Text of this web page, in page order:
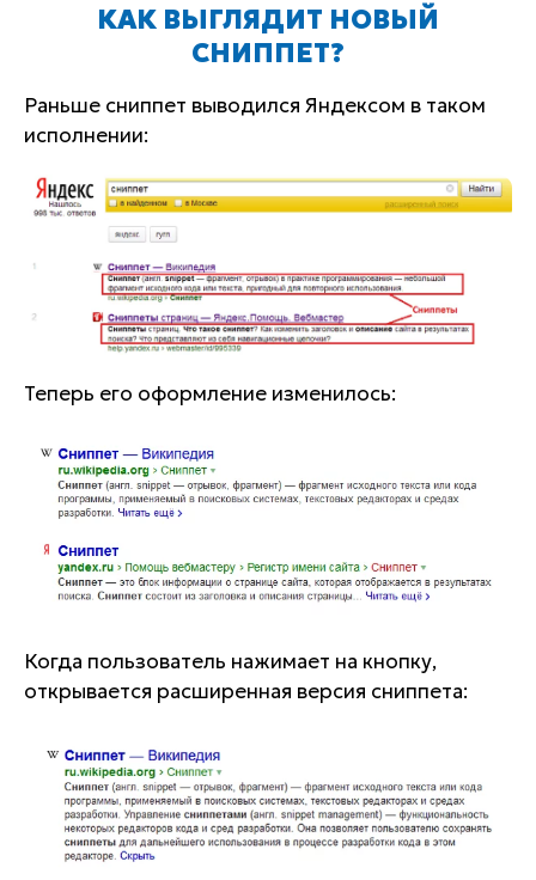
КАК ВЫГЛЯДИТ НОВЫЙ
СНИППЕТ?
Раньше сниппет выводился Яндексом в таком
исполнении:
Теперь его оформление изменилось:
Когда пользователь нажимает на кнопку,
открывается расширенная версия сниппета: